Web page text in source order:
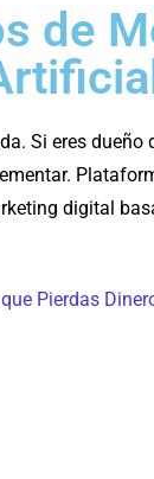
de
Si eres dueño
digital
Pierdas